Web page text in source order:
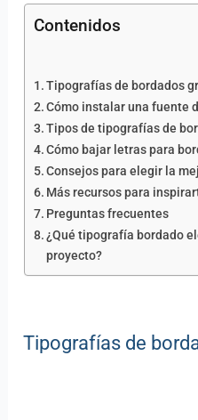
Contenidos
Tipografías de bordados
Cómo instalar una fuente
Tipos de tipografías de
Cómo bajar letras para
Consejos para elegir la
Más recursos para
Preguntas frecuentes
¿Qué tipografía bordado
proyecto?
Tipografías de